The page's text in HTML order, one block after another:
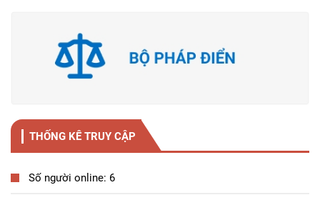
THỐNG KÊ TRUY CẬP
Số người online: 6